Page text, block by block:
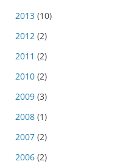
2013 (10)
2012 (2)
2011 (2)
2010 (2)
2009 (3)
2008 (1)
2007 (2)
2006 (2)